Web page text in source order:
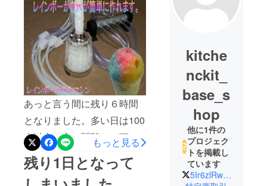
あっと言う間に残り６時間
となりました。多い日は100
人以上の方に閲覧して頂き
ました。ありがとうござい
ました。他には売っていな
もっと見る
残り1日となって
kitche
nckit_
base_s
hop
他に1件の
プロジェク
トを掲載し
ています
5Ir6zlRwDN7HmKk